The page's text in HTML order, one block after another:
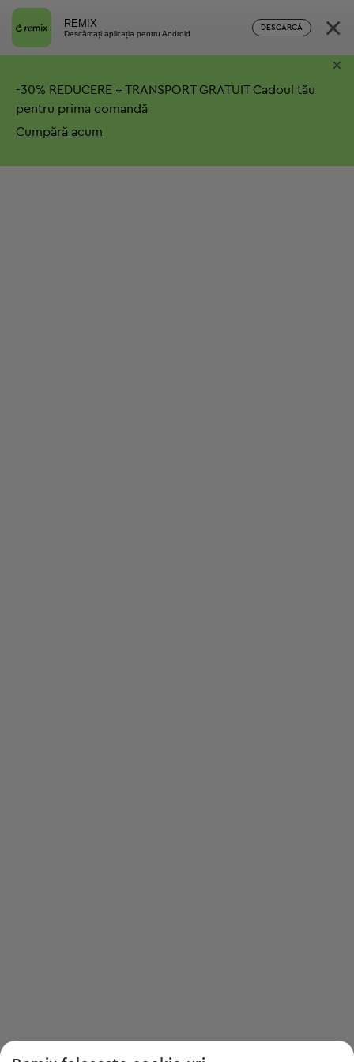
REMIX
Descărcați aplicația pentru Android
DESCARCĂ ×
-30% REDUCERE + TRANSPORT GRATUITCadoul tău
pentru prima comandă
Cumpără acum
×